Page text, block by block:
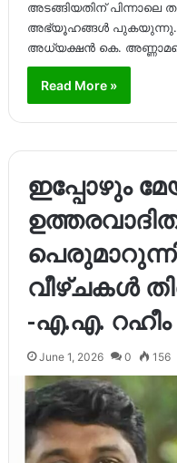
അടങ്ങിയതിന് പിന്നാലെ
അഭ്യൂഹങ്ങൾ പുകയുന്നു.
അധ്യക്ഷൻ കെ.
Read More »
ഇപ്പോഴും
വീഴ്ചകൾ
-എ.എ. റഹീം
June 1, 2026 0 156